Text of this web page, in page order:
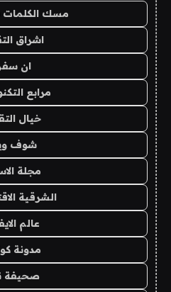
مسك
اشراق
ان
مرابع
خيال
شوف
مجلة
الشرقية
عالم
مدونة
صحيفة